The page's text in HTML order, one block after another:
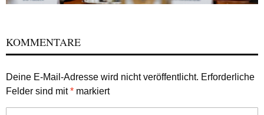
KOMMENTARE
Deine E-Mail-Adresse wird nicht veröffentlicht. Erforderliche
Felder sind mit* markiert